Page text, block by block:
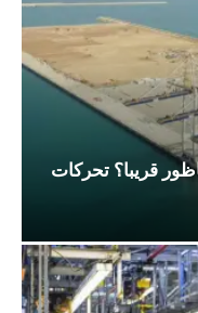
قريبا؟ تحركات